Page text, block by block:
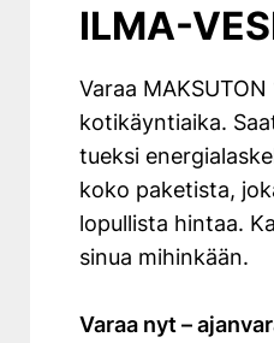
ILMA-
Varaa
kotikäyntiaika.
tueksi
koko paketista,
lopullista hintaa.
sinua mihinkään.
Varaa nyt –